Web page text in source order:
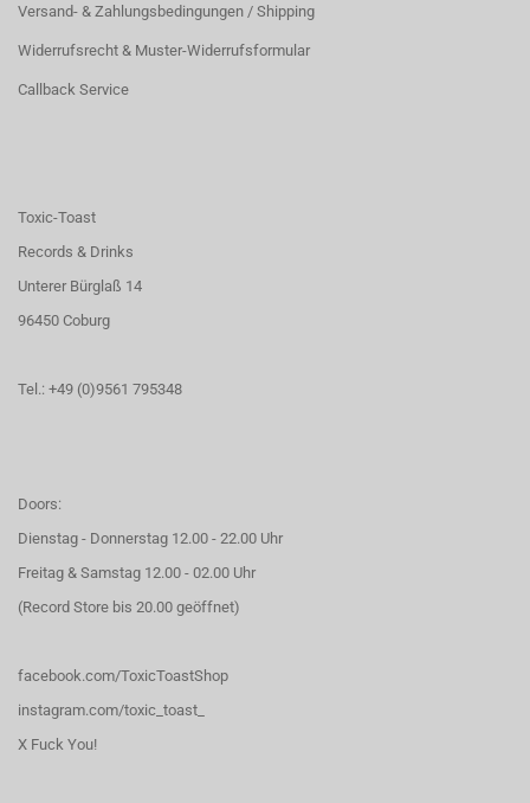
Versand- & Zahlungsbedingungen / Shipping
Widerrufsrecht & Muster-Widerrufsformular
Callback Service
Toxic-Toast
Records & Drinks
Unterer Bürglaß 14
96450 Coburg
Tel.: +49 (0)9561 795348
Doors:
Dienstag - Donnerstag 12.00 - 22.00 Uhr
Freitag & Samstag 12.00 - 02.00 Uhr
(Record Store bis 20.00 geöffnet)
facebook.com/ToxicToastShop
instagram.com/toxic_toast_
X Fuck You!